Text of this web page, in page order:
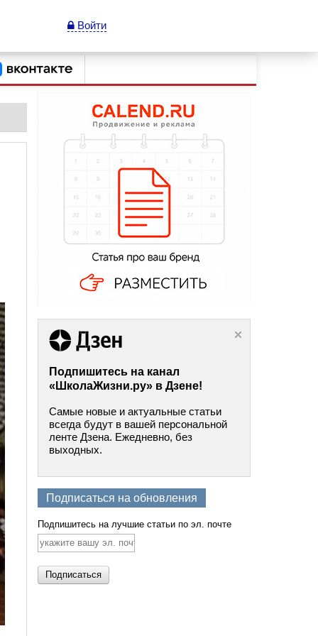
Войти
Подпишитесь на канал
«ШколаЖизни.ру» в Дзене!
Самые новые и актуальные статьи
всегда будут в вашей персональной
ленте Дзена. Ежедневно, без
выходных.
Подписаться на обновления
Подпишитесь на лучшие статьи по эл. почте